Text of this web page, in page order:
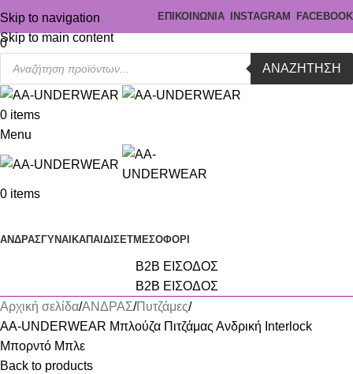
Skip to navigation
Skip to main content
ΕΠΙΚΟΙΝΩΝΙΑ INSTAGRAM FACEBOOK
0
ΑΝΑΖΉΤΗΣΗ
0 items
Menu
0 items
ΑΝΔΡΑΣΓΥΝΑΙΚΑΠΑΙΔΙ ΣΕΤΜΕΣΟΦΟΡΙ
B2B ΕΙΣΟΔΟΣ
B2B ΕΙΣΟΔΟΣ
Αρχική σελίδα ΑΝΔΡΑΣ Πυτζάμες
AA-UNDERWEAR Μπλούζα Πιτζάμας Ανδρική Interlock
Μπορντό Μπλε
Back to products